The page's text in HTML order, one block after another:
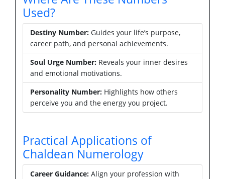
Used?
Destiny Number: Guides your life’s purpose,
career path, and personal achievements.
Soul Urge Number: Reveals your inner desires
and emotional motivations.
Personality Number: Highlights how others
perceive you and the energy you project.
Practical Applications of
Chaldean Numerology
Career Guidance: Align your profession with